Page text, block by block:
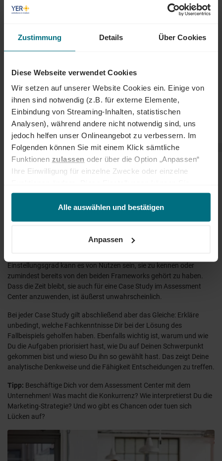
Zustimmung Details Über Cookies
Diese Webseite verwendet Cookies
Wir setzen auf unserer Website Cookies ein. Einige von
ihnen sind notwendig (z.B. für externe Elemente,
Einbindung von Streaming-Inhalten, statistischen
Analysen), während andere nicht notwendig sind, uns
jedoch helfen unser Onlineangebot zu verbessern. Im
Folgenden können Sie mit einem Klick sämtliche
Funktionen zulassen oder über die Option „Anpassen“
Ihre Einwilligung für einzelne Zwecke oder einzelne
jederzeit über unserenCookie-Hinweisaufrufen
und/oder nachträglich jederzeit anpassen. Weitere
Informationen erhalten Sie über unseren
Alle auswählen und bestätigen
Anpassen
Convince, deutsch „überzeugen“: Engagement erreichen und
Besucher überzeugen
und Entscheidung forcieren
Überlege Dir anhand der 5Cs Maßnahmen für den zu bearbeitenden
Shop, so kannst Du Dich schneller auf die wichtigen Aspekte
konzentrieren.
CASE STUDY IM ASSESSMENT CENTER
LÖSEN: ÜBUNG MACHT DEN MEISTER!
Bereitest Du Dich auf das Assessment Center vor, dann sollte der
Umgang mit Frameworks auch dazu gehören. Denn: Wenn Du
schnell agieren willst, ist es gut die Methoden bereits vorher ein paar
Mal angewandt zu haben. Du kennst vielleicht auch die
dann eignen, wenn Du eine Portfolio-Analyse erstellen musst. Die
Einstellungsgrad kann es von Nutzen sein, sie zu kennen oder
zumindest bereits von den beiden Frameworks gehört zu haben.
Dass die Zeit bleibt, sie auch für eine Case Study im Assessment
Center anzuwenden, ist äußerst unwahrscheinlich.
Bei jeder Case Study gilt abschließend aber das Gleiche: Erkläre
unbedingt, welche Fachkenntnisse Dir bei der Lösung des
Fallbeispiels geholfen haben. Ebenfalls wichtig ist, warum und wie
Du die Aufgaben priorisiert hast, wie Du auf Deinen Schwerpunkt
gekommen bist und wieso Du ihn so gewählt hast. Das zeigt Deine
analytische Denkweise und die Fähigkeit Entscheidungen zu treffen.
Tipp: Beschäftige Dich vor dem Assessment Center mit dem
Unternehmen! Was macht die Konkurrenz? Wie interpretierst Du die
Marketing-Strategie? Und wo gibt es Chancen oder tuen sich
Lücken auf?